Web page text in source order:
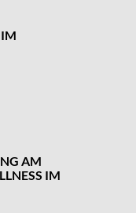
IM
AM
IM